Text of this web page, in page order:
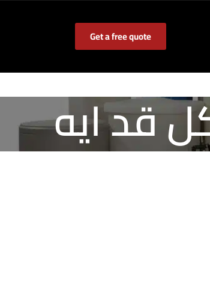
Get a free quote